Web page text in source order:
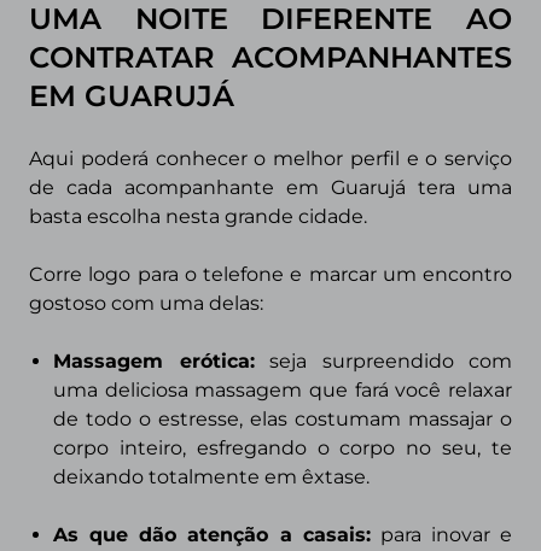
UMA NOITE DIFERENTE AO
CONTRATAR ACOMPANHANTES
EM GUARUJÁ
Aqui poderá conhecer o melhor perfil e o serviço
de cada acompanhante em Guarujá tera uma
basta escolha nesta grande cidade.
Corre logo para o telefone e marcar um encontro
gostoso com uma delas:
Massagem erótica:seja surpreendido com
uma deliciosa massagem que fará você relaxar
de todo o estresse, elas costumam massajar o
corpo inteiro, esfregando o corpo no seu, te
deixando totalmente em êxtase.
As que dão atenção a casais:para inovar e